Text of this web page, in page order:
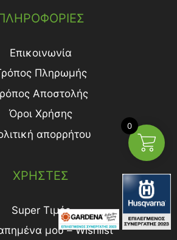
Επικοινωνία
Πληρωμής
Aποστολής
Όροι Χρήσης
απορρήτου
ΧΡΗΣΤΕΣ
Super Τιμές
μου – Wishlist
0